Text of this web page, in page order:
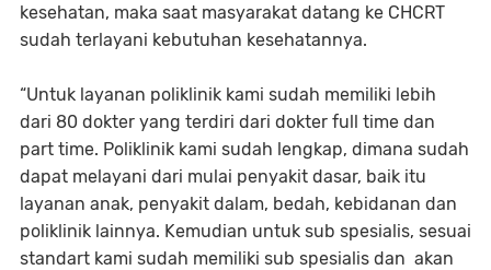
kesehatan, maka saat masyarakat datang ke CHCRT
sudah terlayani kebutuhan kesehatannya.
“Untuk layanan poliklinik kami sudah memiliki lebih
dari 80 dokter yang terdiri dari dokter full time dan
part time. Poliklinik kami sudah lengkap, dimana sudah
dapat melayani dari mulai penyakit dasar, baik itu
layanan anak, penyakit dalam, bedah, kebidanan dan
poliklinik lainnya. Kemudian untuk sub spesialis, sesuai
standart kami sudah memiliki sub spesialis dan akan